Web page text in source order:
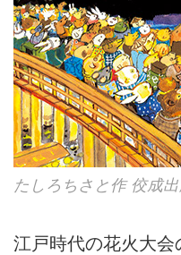
たしろちさと作 佼成
江戸時代の花火大会